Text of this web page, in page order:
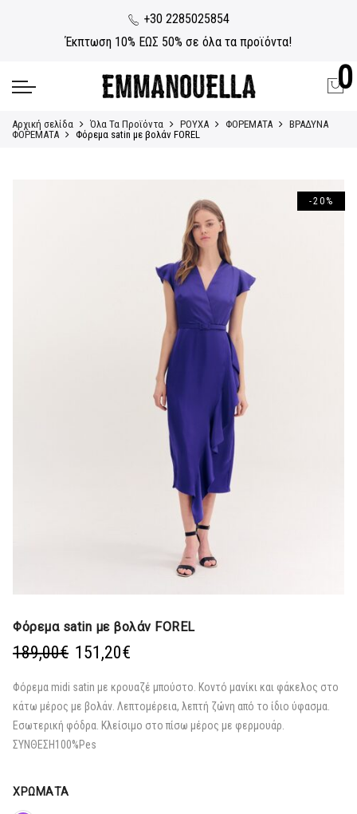
+30 2285025854
Έκπτωση 10% ΕΩΣ 50% σε όλα τα προϊόντα!
0
Αρχική σελίδα Όλα Τα Προϊόντα ΡΟΥΧΑ ΦΟΡΕΜΑΤΑ
ΒΡΑΔΥΝΑ
ΦΟΡΕΜΑΤΑ
Φόρεμα satin με βολάν FOREL
-20%
Φόρεμα satin με βολάν FOREL
189,00€ Original
was:
189,00€.
151,20€
τιμή
είναι:
151,20€.
Φόρεμα midi satin με κρουαζέ μπούστο. Κοντό μανίκι και φάκελος στο
κάτω μέρος με βολάν. Λεπτομέρεια, λεπτή ζώνη από το ίδιο ύφασμα.
Εσωτερική φόδρα. Κλείσιμο στο πίσω μέρος με φερμουάρ.
ΣΥΝΘΕΣΗ100%Pes
ΧΡΏΜΑΤΑ